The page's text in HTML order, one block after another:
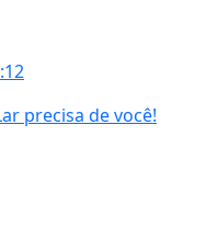
precisa de você!